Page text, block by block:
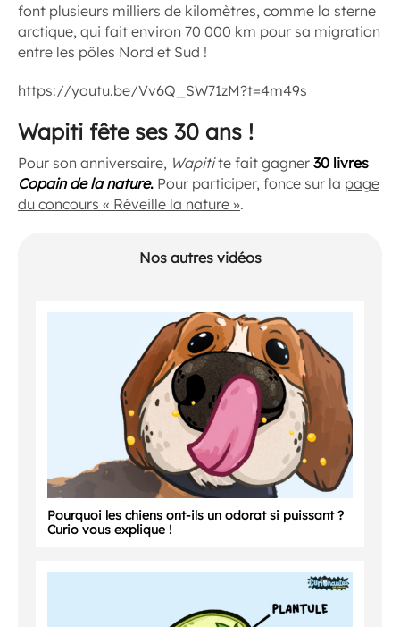
font plusieurs milliers de kilomètres, comme la sterne
arctique, qui fait environ 70 000 km pour sa migration
entre les pôles Nord et Sud !
https://youtu.be/Vv6Q_SW71zM?t=4m49s
Wapiti fête ses 30 ans !
Pour son anniversaire, Wapitite fait gagner 30 livres
Copain de la nature. Pour participer, fonce sur la page
du concours « Réveille la nature ».
Nos autres vidéos
Pourquoi les chiens ont-ils un odorat si puissant ?
Curio vous explique !